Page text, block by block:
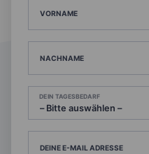
VORNAME
NACHNAME
DEIN TAGESBEDARF
DEINE E-MAIL ADRESSE